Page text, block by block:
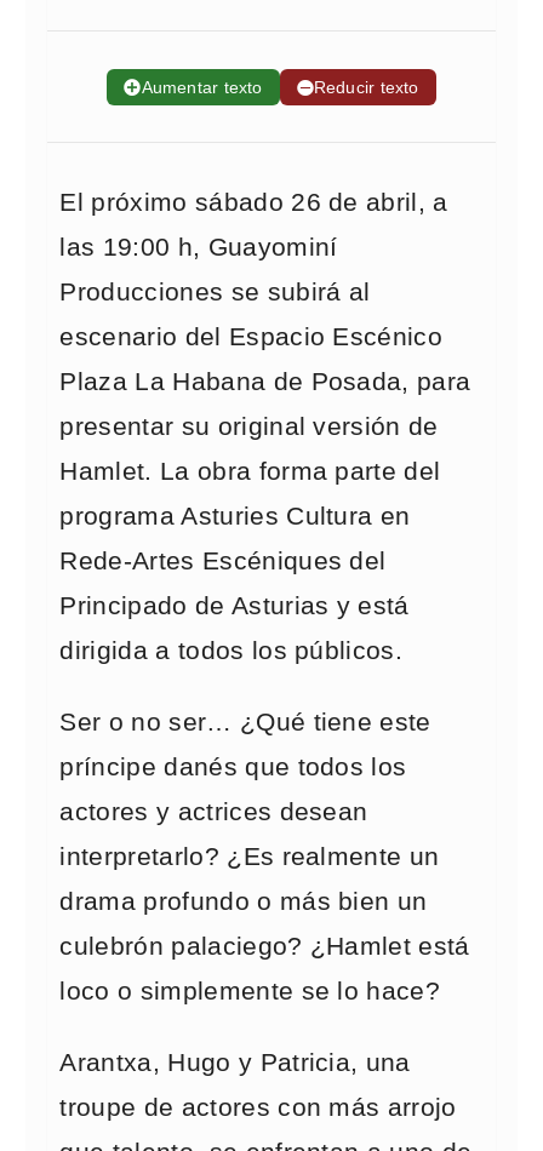
➕Aumentar texto ➖Reducir texto
El próximo sábado 26 de abril, a
las 19:00 h, Guayominí
Producciones se subirá al
escenario del Espacio Escénico
Plaza La Habana de Posada, para
presentar su original versión de
Hamlet. La obra forma parte del
programa Asturies Cultura en
Rede-Artes Escéniques del
Principado de Asturias y está
dirigida a todos los públicos.
Ser o no ser… ¿Qué tiene este
príncipe danés que todos los
actores y actrices desean
interpretarlo? ¿Es realmente un
drama profundo o más bien un
culebrón palaciego? ¿Hamlet está
loco o simplemente se lo hace?
Arantxa, Hugo y Patricia, una
troupe de actores con más arrojo